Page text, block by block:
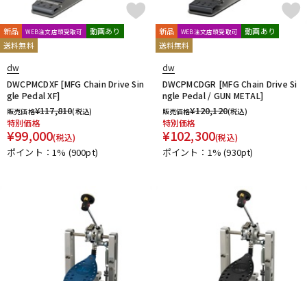
新品 WEB注文店頭受取可
動画あり
送料無料
dw
DWCPMCDXF [MFG Chain Drive Sin
gle Pedal XF]
販売価格¥117,810(税込)
特別価格
¥99,000(税込)
ポイント：1% (900pt)
新品 WEB注文店頭受取可
動画あり
送料無料
dw
DWCPMCDGR [MFG Chain Drive Si
ngle Pedal / GUN METAL]
販売価格¥120,120(税込)
特別価格
¥102,300(税込)
ポイント：1%(930pt)